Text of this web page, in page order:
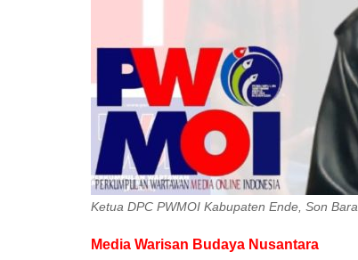
Ketua DPC PWMOI Kabupaten Ende, Son Bara
Media Warisan Budaya Nusantara